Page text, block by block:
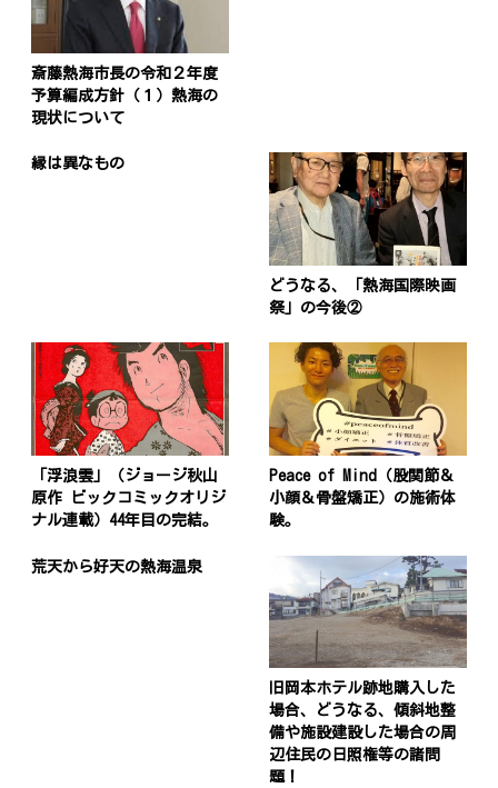
斎藤熱海市長の令和２年度
予算編成方針（１）熱海の
現状について
縁は異なもの
どうなる、「熱海国際映画
祭」の今後②
「浮浪雲」（ジョージ秋山
原作 ビックコミックオリジ
ナル連載）44年目の完結。
Peace of Mind（股関節＆
小顔＆骨盤矯正）の施術体
験。
荒天から好天の熱海温泉
旧岡本ホテル跡地購入した
場合、どうなる、傾斜地整
備や施設建設した場合の周
辺住民の日照権等の諸問
題！